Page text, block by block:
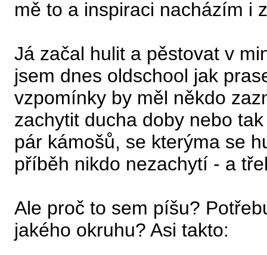
mě to a inspiraci nacházím i
Já začal hulit a pěstovat v
jsem dnes oldschool jak
vzpomínky by měl někdo
zachytit ducha doby nebo
pár kámošů, se kterýma se
příběh nikdo nezachytí - a
Ale proč to sem píšu?
jakého okruhu? Asi takto: